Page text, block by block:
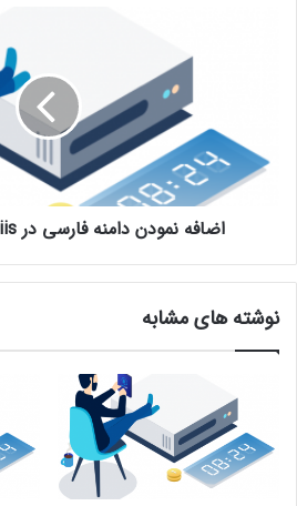
اضافه نمودن دامنه فارسی در iis و websitepanel
نوشته های مشابه